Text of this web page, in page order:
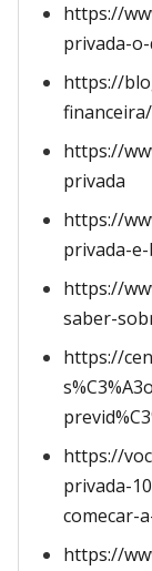
https://
privada-
https://
https://
privada
https://
privada-
https://
saber-
https://
https://
privada-
comecar-
https://